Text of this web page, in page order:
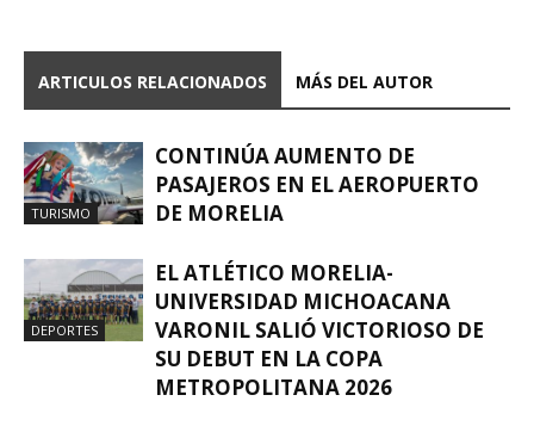
ARTICULOS RELACIONADOS MÁS DEL AUTOR
TURISMO
CONTINÚA AUMENTO DE
PASAJEROS EN EL AEROPUERTO
DE MORELIA
DEPORTES
EL ATLÉTICO MORELIA-
UNIVERSIDAD MICHOACANA
VARONIL SALIÓ VICTORIOSO DE
SU DEBUT EN LA COPA
METROPOLITANA 2026